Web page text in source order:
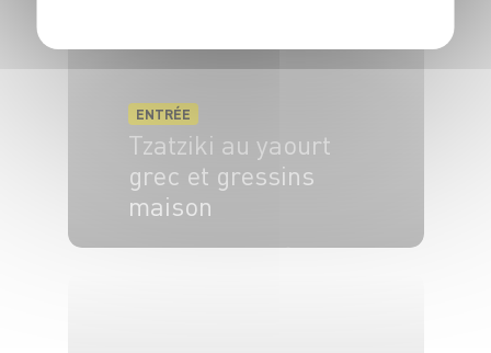
ENTRÉE
Tzatziki au yaourt
grec et gressins
maison